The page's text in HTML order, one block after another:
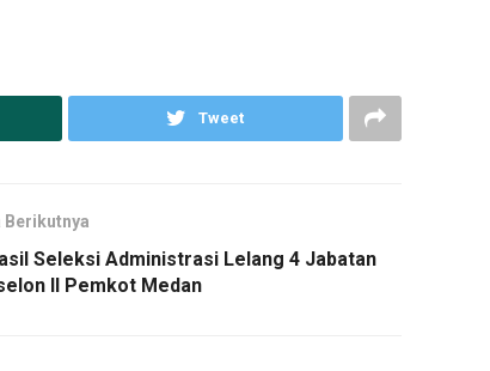
Tweet
Berikutnya
Seleksi Administrasi Lelang 4 Jabatan
II Pemkot Medan